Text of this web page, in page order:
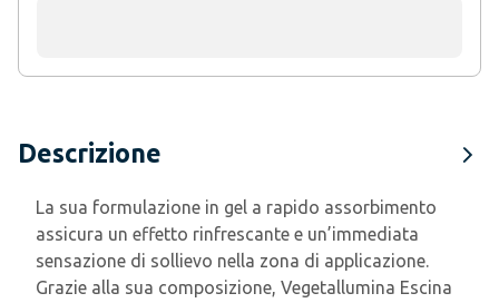
Descrizione
La sua formulazione in gel a rapido assorbimento
assicura un effetto rinfrescante e un’immediata
sensazione di sollievo nella zona di applicazione.
Grazie alla sua composizione, Vegetallumina Escina